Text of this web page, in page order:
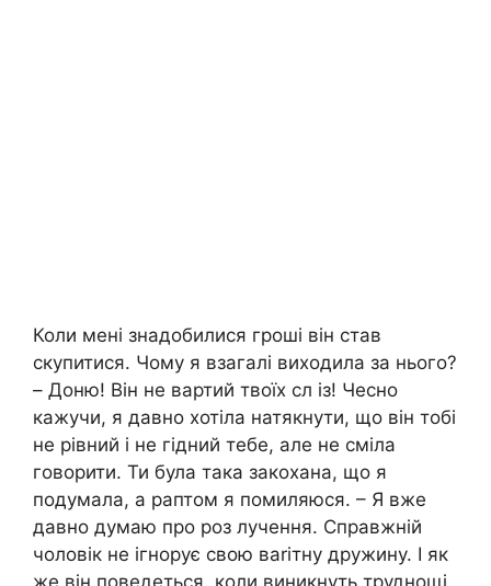
Коли мені знадобилися гроші він став
скупитися. Чому я взагалі виходила за нього?
– Доню! Він не вартий твоїх сл із! Чесно
кажучи, я давно хотіла натякнути, що він тобі
не рівний і не гідний тебе, але не сміла
говорити. Ти була така закохана, що я
подумала, а раптом я помиляюся. – Я вже
давно думаю про роз лучення. Справжній
чоловік не ігнорує свою ваrітну дружину. І як
же він поведеться, коли виникнуть труднощі